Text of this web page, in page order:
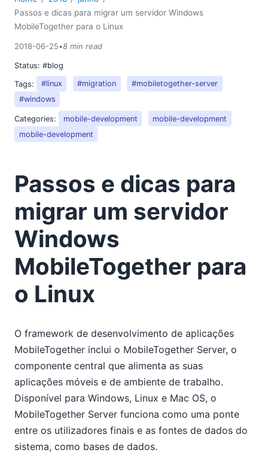
Passos e dicas para migrar um servidor Windows
MobileTogether para o Linux
2018-06-25•8 min read
Status: #blog
Tags:
#linux #migration
#mobiletogether-server
#windows
Categories: mobile-development
mobile-development
mobile-development
Passos e dicas para
migrar um servidor
Windows
MobileTogether para
o Linux
O framework de desenvolvimento de aplicações
MobileTogether inclui o MobileTogether Server, o
componente central que alimenta as suas
aplicações móveis e de ambiente de trabalho.
Disponível para Windows, Linux e Mac OS, o
MobileTogether Server funciona como uma ponte
entre os utilizadores finais e as fontes de dados do
sistema, como bases de dados.